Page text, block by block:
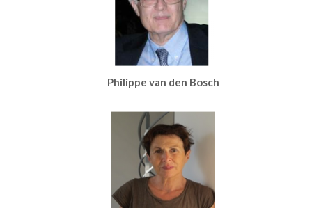
Philippe van den Bosch
Professeur émérite en Neurosciences